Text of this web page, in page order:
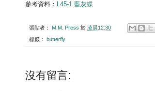
參考資料： L45-1 藍灰蝶
張貼者： M.M. Press 於 凌晨12:30
標籤： butterfly
沒有留言: